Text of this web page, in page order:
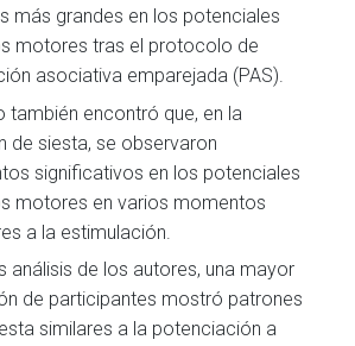
más grandes en los potenciales
motores tras el protocolo de
asociativa emparejada (PAS).
también encontró que, en la
de siesta, se observaron
significativos en los potenciales
motores en varios momentos
a la estimulación.
análisis de los autores, una mayor
de participantes mostró patrones
similares a la potenciación a